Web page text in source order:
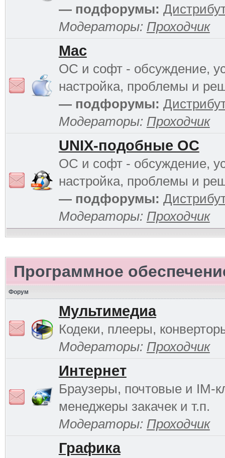
— подфорумы:
Модераторы: Проходчик
Mac
ОС и софт - обсуждение,
настройка, проблемы и
— подфорумы:
Модераторы: Проходчик
UNIX-подобные ОС
ОС и софт - обсуждение,
настройка, проблемы и
— подфорумы:
Модераторы: Проходчик
Программное
Форум
Мультимедиа
Кодеки, плееры,
Модераторы: Проходчик
Интернет
Браузеры, почтовые и IM-
менеджеры закачек и т.п.
Модераторы: Проходчик
Графика